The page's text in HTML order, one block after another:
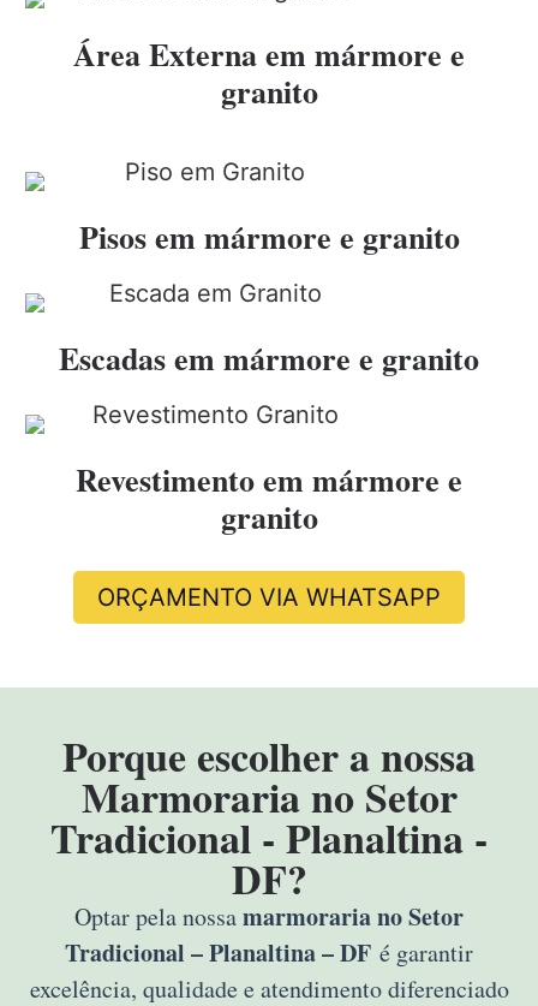
Área Externa em mármore e
granito
Pisos em mármore e granito
Escadas em mármore e granito
Revestimento em mármore e
granito
ORÇAMENTO VIA WHATSAPP
Porque escolher a nossa
Marmoraria no Setor
Tradicional - Planaltina -
DF?
Optar pela nossamarmoraria no Setor
Tradicional – Planaltina – DF é garantir
excelência, qualidade e atendimento diferenciado